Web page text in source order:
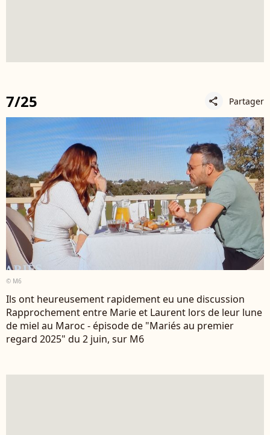
7/25 share Partager
© M6
Ils ont heureusement rapidement eu une discussion
Rapprochement entre Marie et Laurent lors de leur lune
de miel au Maroc - épisode de "Mariés au premier
regard 2025" du 2 juin, sur M6